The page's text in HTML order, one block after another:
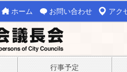
ホーム お問い合わせ アク
行事予定